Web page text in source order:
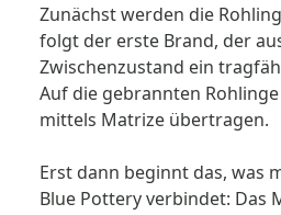
Zunächst werden die
folgt der erste Brand, der
Zwischenzustand ein
Auf die gebrannten
mittels Matrize übertragen.
Erst dann beginnt das, was
Blue Pottery verbindet: Das